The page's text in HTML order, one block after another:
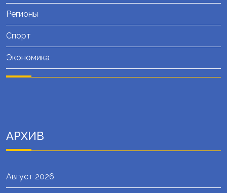
Регионы
Спорт
Экономика
АРХИВ
Август 2026